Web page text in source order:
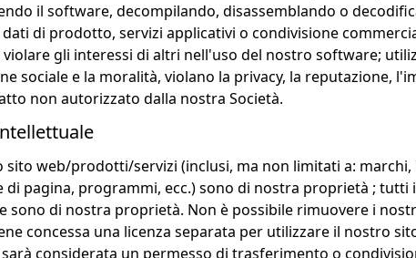
il software, decompilando, disassemblando o
di prodotto, servizi applicativi o condivisione
gli interessi di altri nell'uso del nostro software;
sociale e la moralità, violano la privacy, la reputazione,
non autorizzato dalla nostra Società.
web/prodotti/servizi (inclusi, ma non limitati a:
di pagina, programmi, ecc.) sono di nostra proprietà ;
sono di nostra proprietà. Non è possibile rimuovere i
concessa una licenza separata per utilizzare il nostro
considerata un permesso di trasferimento o